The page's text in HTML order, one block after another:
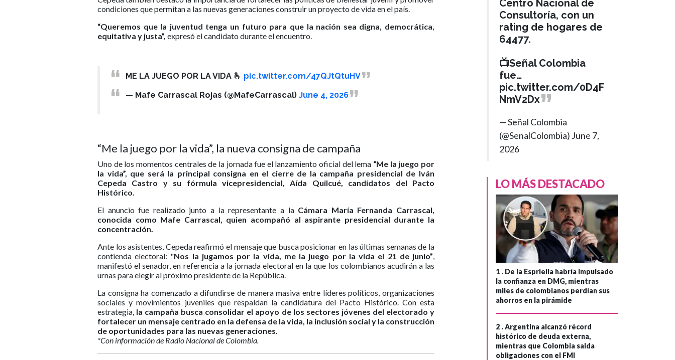
condiciones que permitan a las nuevas generaciones construir un proyecto de vida en el país.
“Queremos que la juventud tenga un futuro para que la nación sea digna, democrática,
equitativa y justa”, expresó el candidato durante el encuentro.
ME LA JUEGO POR LA VIDA 🫰 pic.twitter.com/47QJtQtuHV
— Mafe Carrascal Rojas (@MafeCarrascal) June 4, 2026
“Me la juego por la vida”, la nueva consigna de campaña
Uno de los momentos centrales de la jornada fue el lanzamiento oficial del lema “Me la juego por
la vida”, que será la principal consigna en el cierre de la campaña presidencial de Iván
Cepeda Castro y su fórmula vicepresidencial, Aída Quilcué, candidatos del Pacto
Histórico.
El anuncio fue realizado junto a la representante a la Cámara María Fernanda Carrascal,
conocida como Mafe Carrascal, quien acompañó al aspirante presidencial durante la
concentración.
Ante los asistentes, Cepeda reafirmó el mensaje que busca posicionar en las últimas semanas de la
contienda electoral: "Nos la jugamos por la vida, me la juego por la vida el 21 de junio”,
manifestó el senador, en referencia a la jornada electoral en la que los colombianos acudirán a las
urnas para elegir al próximo presidente de la República.
La consigna ha comenzado a difundirse de manera masiva entre líderes políticos, organizaciones
sociales y movimientos juveniles que respaldan la candidatura del Pacto Histórico. Con esta
estrategia, la campaña busca consolidar el apoyo de los sectores jóvenes del electorado y
fortalecer un mensaje centrado en la defensa de la vida, la inclusión social y la construcción
de oportunidades para las nuevas generaciones.
*Con información de Radio Nacional de Colombia.
Centro Nacional de
Consultoría, con un
rating de hogares de
64477.
📺Señal Colombia
fue…
pic.twitter.com/0D4F
NmV2Dx
— Señal Colombia
(@SenalColombia) June 7,
2026
LO MÁS DESTACADO
1 . De la Espriella habría impulsado
la confianza en DMG, mientras
miles de colombianos perdían sus
ahorros en la pirámide
2 .Argentina alcanzó récord
histórico de deuda externa,
mientras que Colombia salda
obligaciones con el FMI